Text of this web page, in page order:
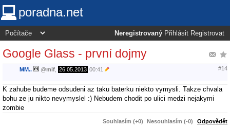
poradna.net
Neregistrovaný Přihlásit Registrovat
Google Glass - první dojmy
MM.. @mif 26.05.2013 00:41 #14
K zahube budeme odsudeni az taku baterku niekto vymysli. Takze chvala
bohu ze ju nikto nevymyslel :) Nebudem chodit po ulici medzi nejakymi
zombie
Souhlasím (+0) Nesouhlasím (-0) Odpovědět